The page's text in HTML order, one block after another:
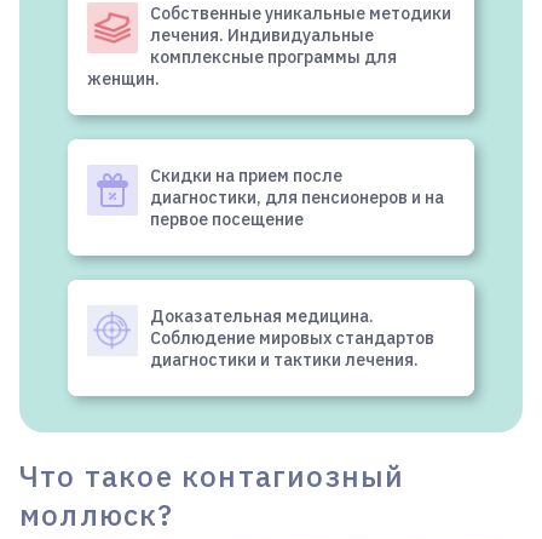
Собственные уникальные методики
лечения. Индивидуальные
комплексные программы для
женщин.
Скидки на прием после
диагностики, для пенсионеров и на
первое посещение
Доказательная медицина.
Соблюдение мировых стандартов
диагностики и тактики лечения.
Что такое контагиозный
моллюск?